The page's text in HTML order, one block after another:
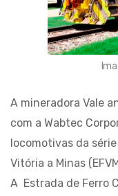
A mineradora Vale
com a Wabtec
locomotivas da
Vitória a Minas
A Estrada de Ferro